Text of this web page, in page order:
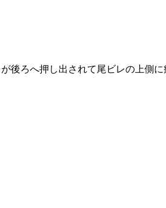
ろへ押し出されて尾ビレの上側